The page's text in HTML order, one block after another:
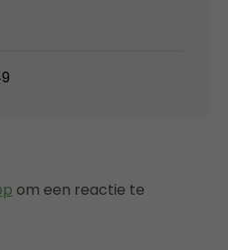
om een reactie te